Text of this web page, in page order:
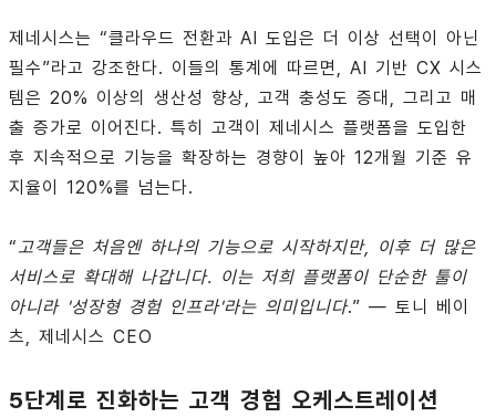
제네시스는 “클라우드 전환과 AI 도입은 더 이상 선택이 아닌
필수”라고 강조한다. 이들의 통계에 따르면, AI 기반 CX 시스
템은 20% 이상의 생산성 향상, 고객 충성도 증대, 그리고 매
출 증가로 이어진다. 특히 고객이 제네시스 플랫폼을 도입한
후 지속적으로 기능을 확장하는 경향이 높아 12개월 기준 유
지율이 120%를 넘는다.
“고객들은 처음엔 하나의 기능으로 시작하지만, 이후 더 많은
서비스로 확대해 나갑니다. 이는 저희 플랫폼이 단순한 툴이
아니라 '성장형 경험 인프라'라는 의미입니다.” — 토니 베이
츠, 제네시스 CEO
5단계로 진화하는 고객 경험 오케스트레이션